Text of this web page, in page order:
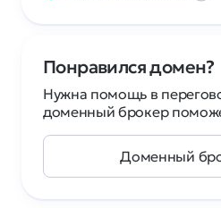
Понравился домен?
Нужна помощь в
доменный брокер
Доменный